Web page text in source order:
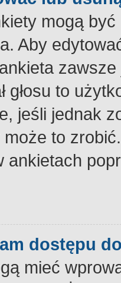
mogą
Aby
głosu to
jeśli jednak
to
ankietach
dostępu
mieć